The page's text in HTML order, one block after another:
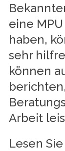
eine
haben,
sehr
können
Arbeit
Lesen